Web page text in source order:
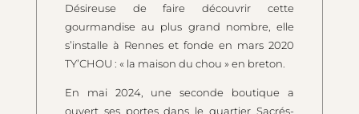
Désireuse de faire découvrir cette
gourmandise au plus grand nombre, elle
s’installe à Rennes et fonde en mars 2020
TY’CHOU : « la maison du chou » en breton.
En mai 2024, une seconde boutique a
ouvert ses portes dans le quartier Sacrés-